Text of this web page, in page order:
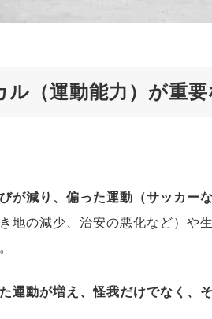
ル（運動能力）が重要
が減り、偏った運動（サッカー
地の減少、治安の悪化など）や
運動が増え、怪我だけでなく、